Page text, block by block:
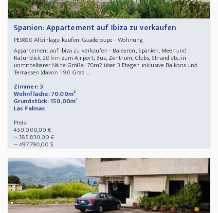
Spanien: Appartement auf Ibiza zu verkaufen
PE0890 Alleinlage-kaufen-Guadeloupe - Wohnung
Appartement auf Ibiza zu verkaufen - Balearen, Spanien, Meer und
Naturblick, 20 km zum Airport, Bus, Zentrum, Clubs, Strand etc. in
unmittelbarer Nähe Größe: 70m2 über 3 Etagen inklusive Balkons und
Terrassen (davon 1 90 Grad ...
Zimmer: 3
Wohnfläche: 70,00m²
Grundstück: 150,00m²
Las Palmas
Preis:
450.000,00 €
~ 385.830,00 £
~ 497.790,00 $